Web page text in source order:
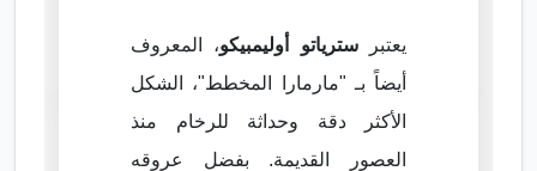
يعتبرسترياتو أوليمبيكو، المعروف
أيضاً بـ "مارمارا المخطط"، الشكل
الأكثر دقة وحداثة للرخام منذ
العصور القديمة. بفضل عروقه